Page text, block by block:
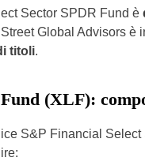
Sector SPDR Fund è
Global Advisors è
titoli.
(XLF):
S&P Financial